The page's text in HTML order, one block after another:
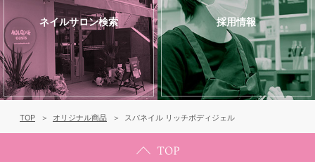
ネイルサロン検索 採用情報
TOP オリジナル商品 スパネイル リッチボディジェル